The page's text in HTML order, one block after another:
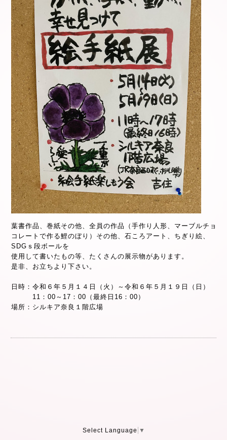
葉書作品、巻紙その他、全員の作品（手作り人形、マーブルチョ
コレートで作る鯉のぼり）その他、石ころアート、ちぎり絵、
SDGｓ段ボールを
使用して書いたもの等、たくさんの展示物があります。
是非、お立ちより下さい。
日時：令和６年５月１４日（火）～令和６年５月１９日（日）
11：00～17：00（最終日16：00）
場所：シルキア奈良１階広場
Select Language ▼